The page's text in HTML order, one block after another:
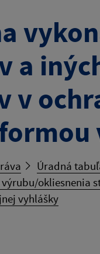
a
v
Úradná
výrubu/okliesnenia
vyhlášky